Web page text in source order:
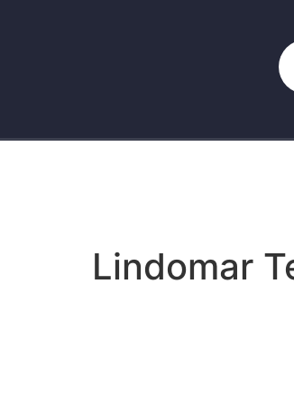
Lindomar